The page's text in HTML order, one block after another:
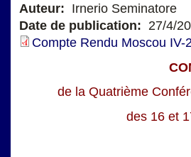
Auteur: Irnerio Seminatore
Date de publication: 27/4/
Compte Rendu Moscou IV-
de la Quatrième
des 16 et